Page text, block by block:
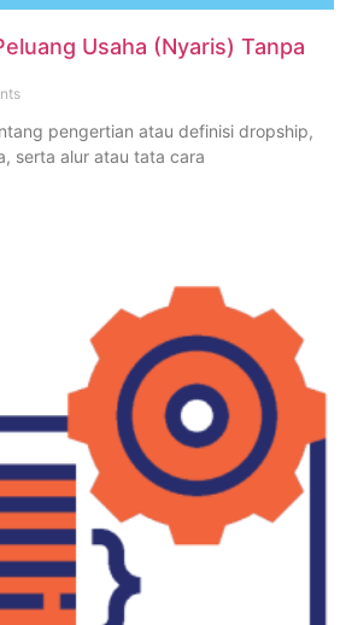
Usaha (Nyaris) Tanpa
pengertian atau definisi dropship,
serta alur atau tata cara